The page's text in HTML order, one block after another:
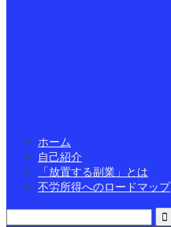
ホーム
自己紹介
「放置する副業」とは
不労所得へのロードマップ